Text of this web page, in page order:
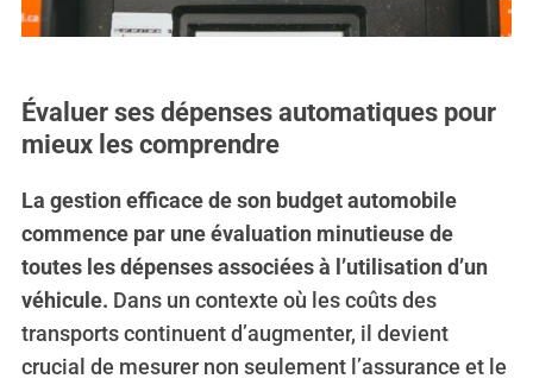
Évaluer ses dépenses automatiques pour
mieux les comprendre
La gestion efficace de son budget automobile
commence par une évaluation minutieuse de
toutes les dépenses associées à l’utilisation d’un
véhicule. Dans un contexte où les coûts des
transports continuent d’augmenter, il devient
crucial de mesurer non seulement l’assurance et le